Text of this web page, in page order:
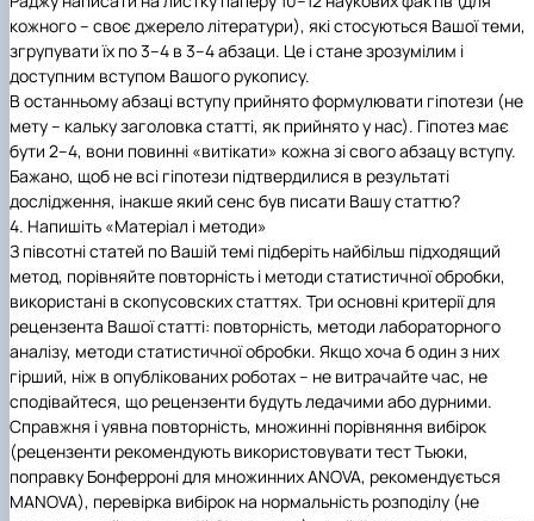
кожного – своє джерело літератури), які стосуються Вашої теми,
згрупувати їх по 3–4 в 3–4 абзаци. Це і стане зрозумілим і
доступним вступом Вашого рукопису.
В останньому абзаці вступу прийнято формулювати гіпотези (не
мету – кальку заголовка статті, як прийнято у нас). Гіпотез має
бути 2–4, вони повинні «витікати» кожна зі свого абзацу вступу.
Бажано, щоб не всі гіпотези підтвердилися в результаті
дослідження, інакше який сенс був писати Вашу статтю?
4. Напишіть «Матеріал і методи»
З півсотні статей по Вашій темі підберіть найбільш підходящий
метод, порівняйте повторність і методи статистичної обробки,
використані в скопусовских статтях. Три основні критерії для
рецензента Вашої статті: повторність, методи лабораторного
аналізу, методи статистичної обробки. Якщо хоча б один з них
гірший, ніж в опублікованих роботах – не витрачайте час, не
сподівайтеся, що рецензенти будуть ледачими або дурними.
Справжня і уявна повторність, множинні порівняння вибірок
(рецензенти рекомендують використовувати тест Тьюки,
поправку Бонферроні для множинних ANOVA, рекомендується
MANOVA), перевірка вибірок на нормальність розподілу (не